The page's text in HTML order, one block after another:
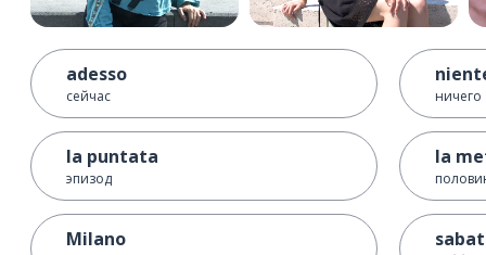
adesso
сейчас
la puntata
эпизод
Milano
ничего
la